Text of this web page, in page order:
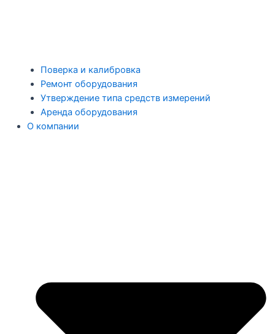
Поверка и калибровка
Ремонт оборудования
Утверждение типа средств измерений
Аренда оборудования
О компании